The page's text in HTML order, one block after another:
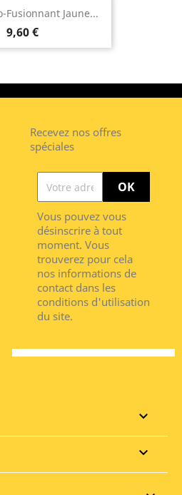
Fusionnant Jaune...
9,60 €
Recevez nos offres
spéciales
Vous pouvez vous
désinscrire à tout
moment. Vous
trouverez pour cela
nos informations de
contact dans les
conditions d'utilisation
du site.

